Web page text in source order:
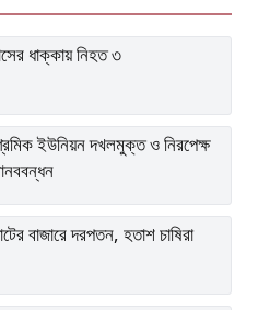
ধাক্কায় নিহত ৩
ইউনিয়ন দখলমুক্ত ও নিরপেক্ষ
বাজারে দরপতন, হতাশ চাষিরা